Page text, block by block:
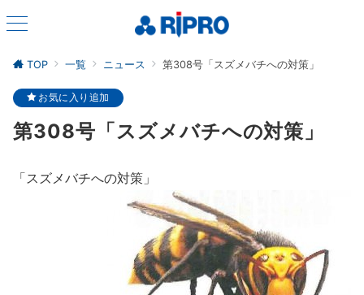
TOP 一覧 ニュース 第308号「スズメバチへの対策」
お気に入り追加
第308号「スズメバチへの対策」
「スズメバチへの対策」